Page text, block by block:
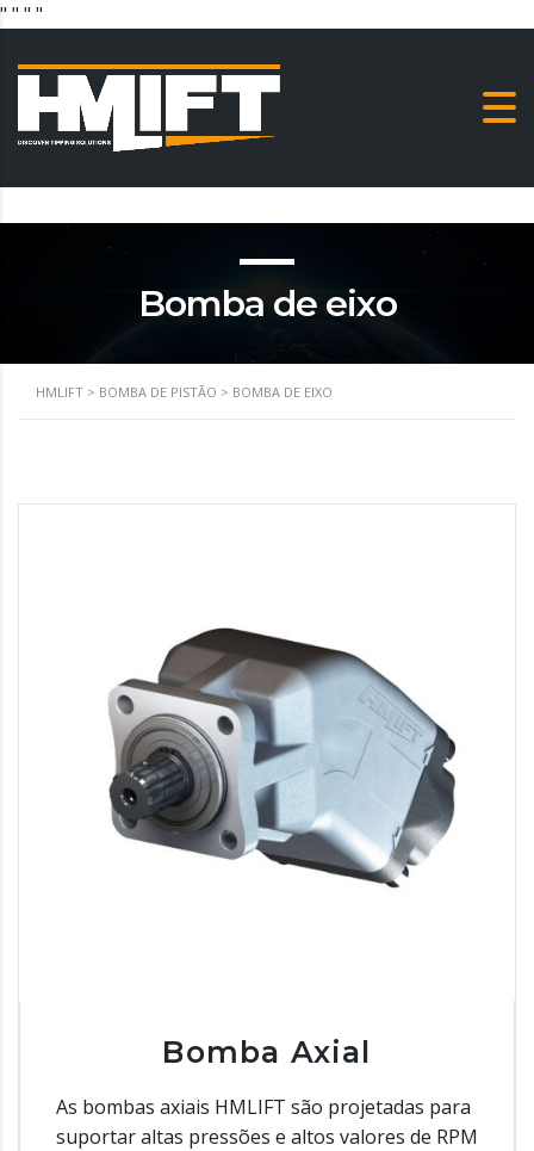
" " " "
Bomba de eixo
HMLIFT > BOMBA DE PISTÃO > BOMBA DE EIXO
Bomba Axial
As bombas axiais HMLIFT são projetadas para
suportar altas pressões e altos valores de RPM